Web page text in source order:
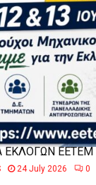
ΕΕΤΕΜ
24 July 2026 0